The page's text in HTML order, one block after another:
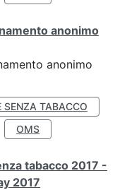
anonimo
anonimo
SENZA TABACCO
OMS
tabacco 2017 -
2017